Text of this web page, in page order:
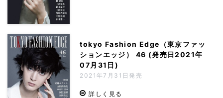
tokyo Fashion Edge（東京ファッ
ションエッジ） 46 (発売日2021年
07月31日)
2021年7月31日発売
詳しく見る